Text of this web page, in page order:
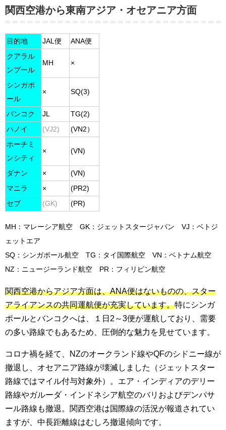
関西空港から東南アジア・オセアニア方面
目的地 JAL便
ANA便
クアラル
ンプール
MH ×
シンガポ
ール
× SQ(3)
バンコク JL
TG(2)
ハノイ
(VJ2)
(VN2）
ホーチミ
ンシティ
× (VN)
ダナン ×
(VN)
マニラ
×
(PR2)
セブ
(GK) (PR)
MH：マレーシア航空 GK：ジェットスタージャパン VJ：ベトジ
ェットエア
SQ：シンガポール航空 TG：タイ国際航空 VN：ベトナム航空
NZ：ニュージーランド航空 PR：フィリピン航空
関西空港からアジア方面は、ANA便はないものの、スター
アライアンスの共同運航便が充実しています。特にシンガ
ポールとバンコクへは、１日2～3便が運航しており、需要
の多い路線でもあるため、圧倒的な魅力を見せています。
コロナ禍を経て、NZのオークランド線やQFのシドニー線が
撤退し、オセアニア路線が壊滅しました（ジェットスター
路線ではマイル付与対象外）。エア・インディアのデリー
路線やガルーダ・インドネシア航空のバリおよびデンパサ
ール路線も撤退。関西空港は国際線の活況が報道されてい
ますが、中長距離線はむしろ撤退傾向です。